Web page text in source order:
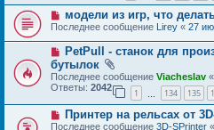
модели из игр, что
Последнее сообщение Lirey « 27
PetPull - cтанок для
бутылок
Последнее сообщение Viacheslav «
Ответы: 2042
1 134 135
Принтер на рельсах от
Последнее сообщение 3D-SPrinter «